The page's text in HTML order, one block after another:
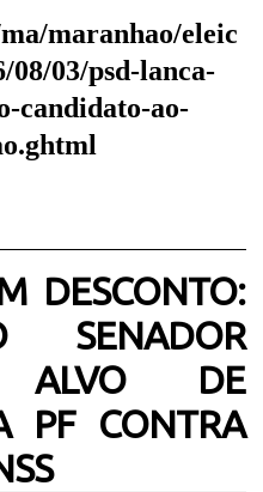
maranhao/eleic
08/03/psd-lanca-
candidato-ao-
DESCONTO:
SENADOR
DE
PF CONTRA